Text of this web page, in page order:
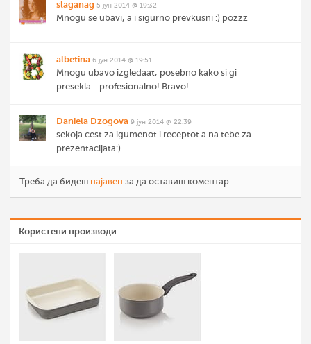
slaganag 5 јун 2014 @ 19:32
Mnogu se ubavi, a i sigurno prevkusni :) pozzz
albetina 6 јун 2014 @ 19:51
Mnogu ubavo izgledaat, posebno kako si gi
presekla - profesionalno! Bravo!
Daniela Dzogova 9 јун 2014 @ 22:39
sekoja cest za igumenot i receptot a na tebe za
prezentacijata:)
Треба да бидеш најавен за да оставиш коментар.
Користени производи